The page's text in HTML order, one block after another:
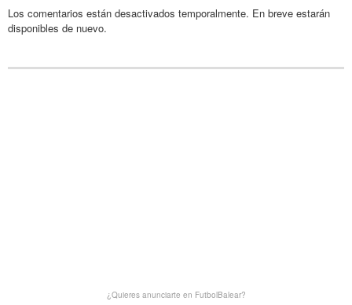
Los comentarios están desactivados temporalmente. En breve estarán
disponibles de nuevo.
¿Quieres anunciarte en FutbolBalear?